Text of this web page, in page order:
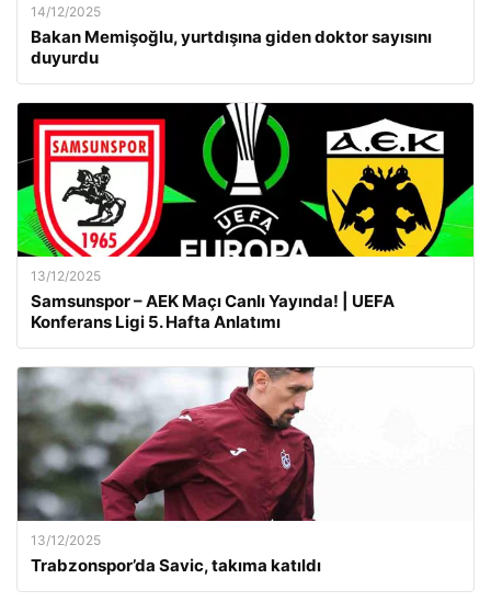
14/12/2025
Bakan Memişoğlu, yurtdışına giden doktor sayısını
duyurdu
13/12/2025
Samsunspor – AEK Maçı Canlı Yayında! | UEFA
Konferans Ligi 5. Hafta Anlatımı
13/12/2025
Trabzonspor’da Savic, takıma katıldı